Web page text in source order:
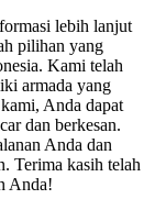
lebih lanjut
pilihan yang
Kami telah
armada yang
Anda dapat
dan berkesan.
Anda dan
Terima kasih telah
Anda!